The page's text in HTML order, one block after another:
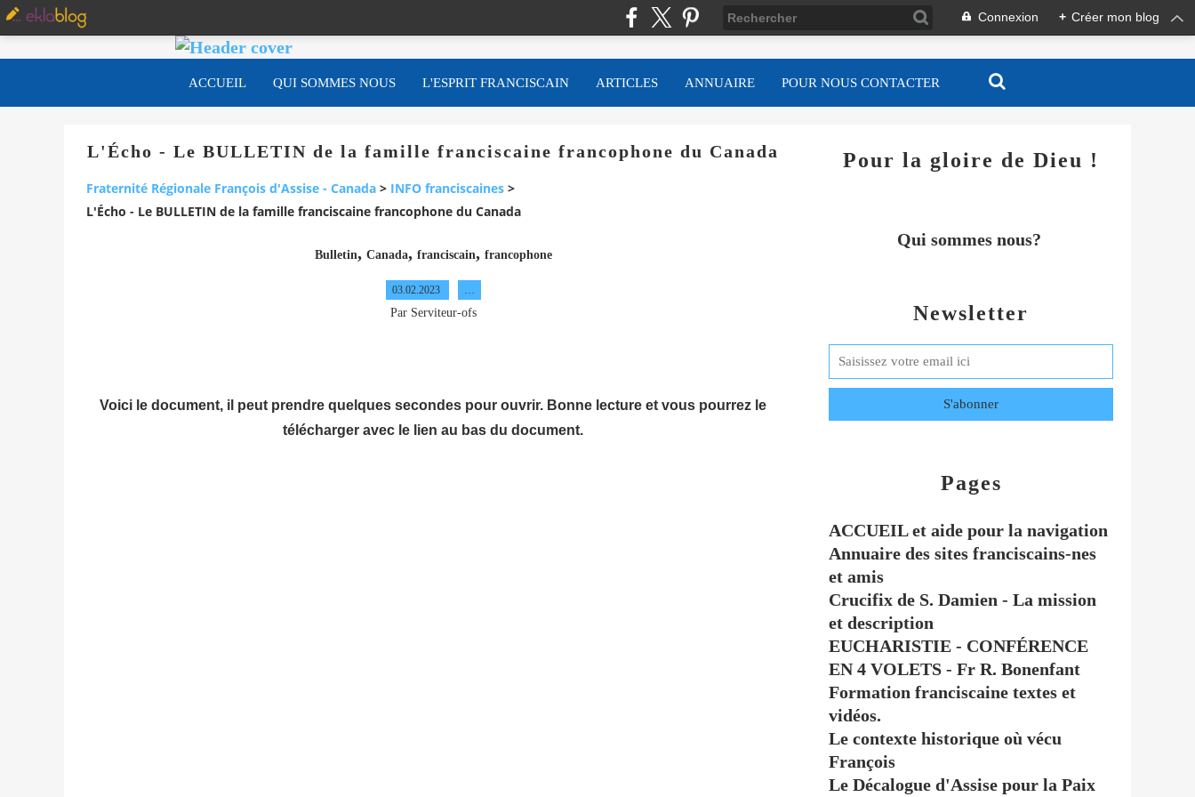
Connexion + Créer mon blog
ACCUEIL QUI SOMMES NOUS L'ESPRIT FRANCISCAIN ARTICLES ANNUAIRE POUR NOUS CONTACTER
L'Écho - Le BULLETIN de la famille franciscaine francophone du Canada
Fraternité Régionale François d'Assise - Canada > INFO franciscaines >
L'Écho - Le BULLETIN de la famille franciscaine francophone du Canada
Bulletin, Canada, franciscain, francophone
03.02.2023
Par Serviteur-ofs
Voici le document, il peut prendre quelques secondes pour ouvrir. Bonne lecture et vous pourrez le
télécharger avec le lien au bas du document.
Newsletter
Pages
ACCUEIL et aide pour la navigation
Annuaire des sites franciscains-nes
et amis
Crucifix de S. Damien - La mission
et description
EUCHARISTIE - CONFÉRENCE
EN 4 VOLETS - Fr R. Bonenfant
Formation franciscaine textes et
vidéos.
Le contexte historique où vécu
François
Le Décalogue d'Assise pour la Paix
Pour la gloire de Dieu !
Qui sommes nous?